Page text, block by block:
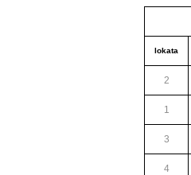
lokata
2
1
3
4